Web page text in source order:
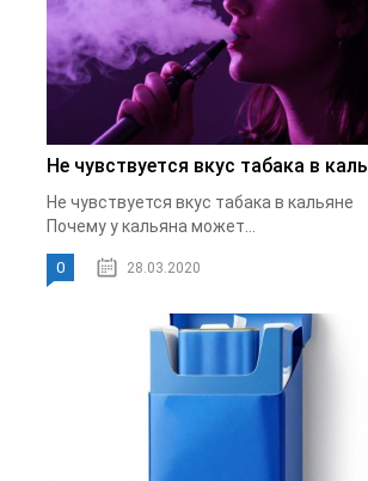
Не чувствуется вкус табака в
Не чувствуется вкус табака в кальяне
Почему у кальяна может...
0 28.03.2020